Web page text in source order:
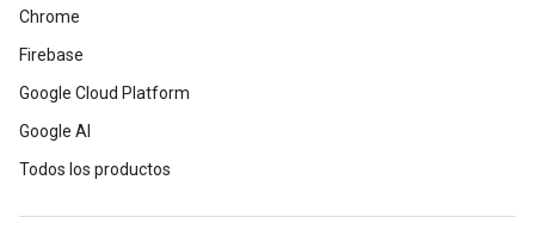
Chrome
Firebase
Google Cloud Platform
Google AI
Todos los productos